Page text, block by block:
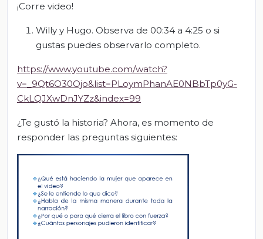
¡Corre video!
Willy y Hugo. Observa de 00:34 a 4:25 o si
gustas puedes observarlo completo.
https://www.youtube.com/watch?
v=_9Qt6O30Ojo&list=PLoymPhanAE0NBbTp0yG-
CkLQJXwDnJYZz&index=99
¿Te gustó la historia? Ahora, es momento de
responder las preguntas siguientes: